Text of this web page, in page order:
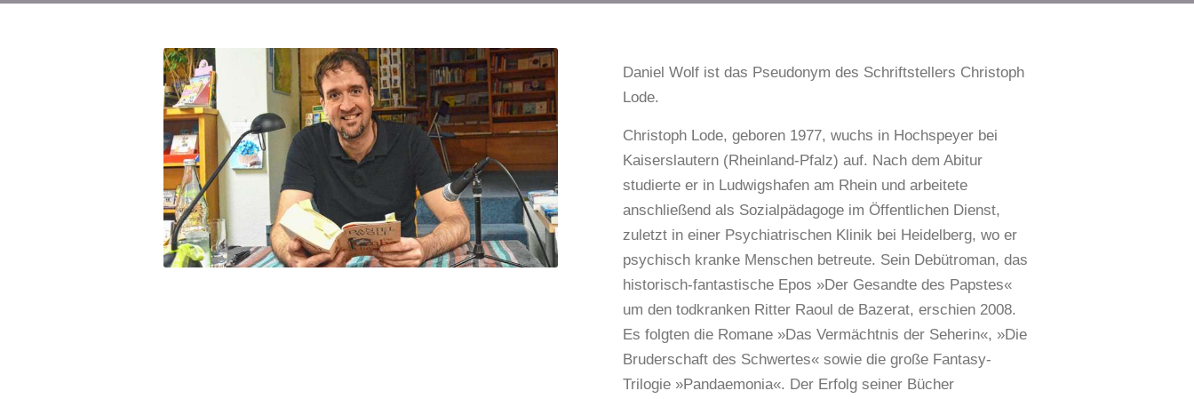
Daniel Wolf ist das Pseudonym des Schriftstellers Christoph
Lode.
Christoph Lode, geboren 1977, wuchs in Hochspeyer bei
Kaiserslautern (Rheinland-Pfalz) auf. Nach dem Abitur
studierte er in Ludwigshafen am Rhein und arbeitete
anschließend als Sozialpädagoge im Öffentlichen Dienst,
zuletzt in einer Psychiatrischen Klinik bei Heidelberg, wo er
psychisch kranke Menschen betreute. Sein Debütroman, das
historisch-fantastische Epos »Der Gesandte des Papstes«
um den todkranken Ritter Raoul de Bazerat, erschien 2008.
Es folgten die Romane »Das Vermächtnis der Seherin«, »Die
Bruderschaft des Schwertes« sowie die große Fantasy-
Trilogie »Pandaemonia«. Der Erfolg seiner Bücher